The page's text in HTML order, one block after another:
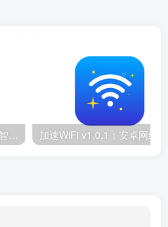
亲戚计算器20260203.1.1：智能亲属关系计算工具